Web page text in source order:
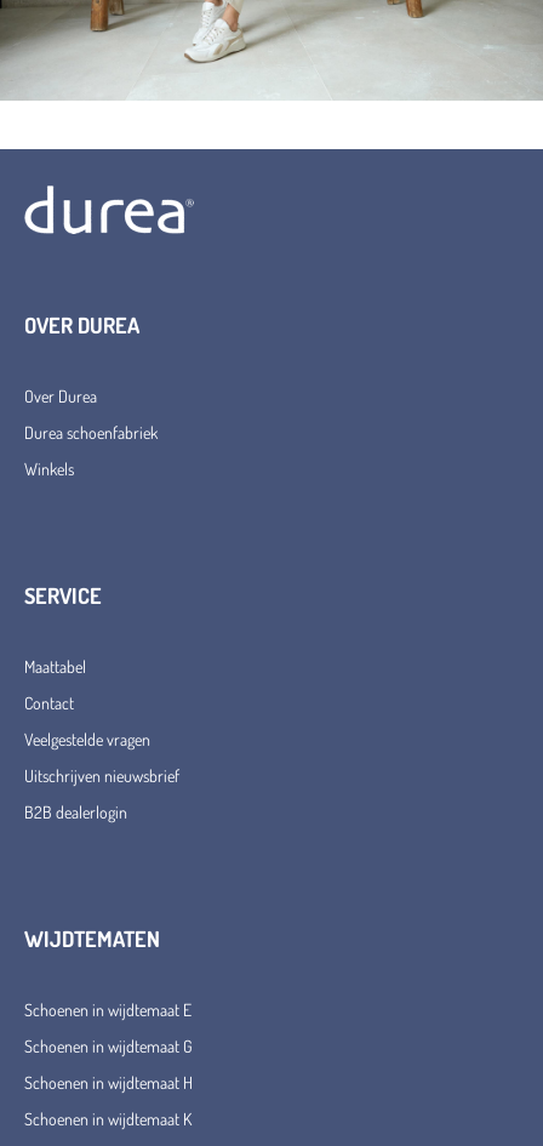
OVER DUREA
Over Durea
Durea schoenfabriek
Winkels
SERVICE
Maattabel
Contact
Veelgestelde vragen
Uitschrijven nieuwsbrief
B2B dealerlogin
WIJDTEMATEN
Schoenen in wijdtemaat E
Schoenen in wijdtemaat G
Schoenen in wijdtemaat H
Schoenen in wijdtemaat K